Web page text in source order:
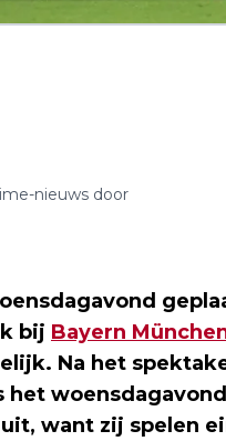
nieuws door
bij Bayern
Na het
het
want zij spelen